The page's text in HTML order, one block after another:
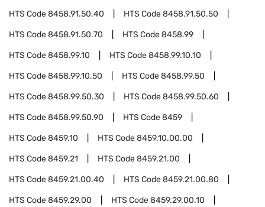
HTS Code8458.91.50.40 HTS Code8458.91.50.50
HTS Code8458.91.50.70 HTS Code8458.99
HTS Code8458.99.10 HTS Code8458.99.10.10
HTS Code8458.99.10.50 HTS Code8458.99.50
HTS Code8458.99.50.30 HTS Code8458.99.50.60
HTS Code8458.99.50.90 HTS Code8459
HTS Code8459.10 HTS Code8459.10.00.00
HTS Code8459.21 HTS Code8459.21.00
HTS Code8459.21.00.40 HTS Code8459.21.00.80
HTS Code8459.29.00 HTS Code8459.29.00.10